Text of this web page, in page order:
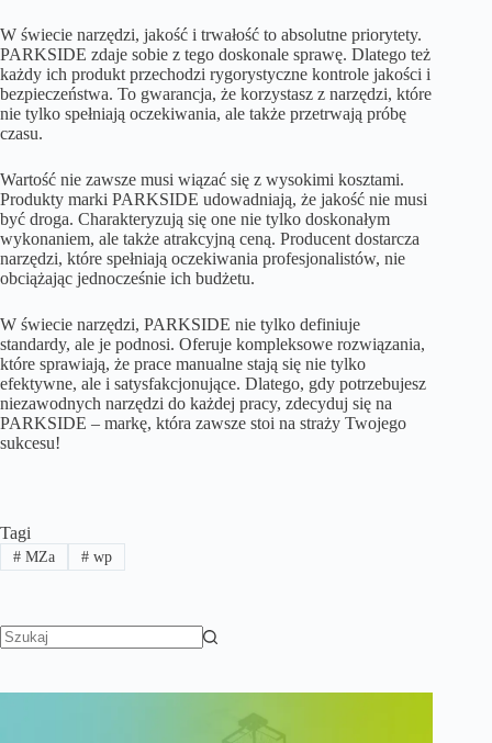
W świecie narzędzi, jakość i trwałość to absolutne priorytety.
PARKSIDE zdaje sobie z tego doskonale sprawę. Dlatego też
każdy ich produkt przechodzi rygorystyczne kontrole jakości i
bezpieczeństwa. To gwarancja, że korzystasz z narzędzi, które
nie tylko spełniają oczekiwania, ale także przetrwają próbę
czasu.
Wartość nie zawsze musi wiązać się z wysokimi kosztami.
Produkty marki PARKSIDE udowadniają, że jakość nie musi
być droga. Charakteryzują się one nie tylko doskonałym
wykonaniem, ale także atrakcyjną ceną. Producent dostarcza
narzędzi, które spełniają oczekiwania profesjonalistów, nie
obciążając jednocześnie ich budżetu.
W świecie narzędzi, PARKSIDE nie tylko definiuje
standardy, ale je podnosi. Oferuje kompleksowe rozwiązania,
które sprawiają, że prace manualne stają się nie tylko
efektywne, ale i satysfakcjonujące. Dlatego, gdy potrzebujesz
niezawodnych narzędzi do każdej pracy, zdecyduj się na
PARKSIDE – markę, która zawsze stoi na straży Twojego
sukcesu!
Tagi
#MZa #wp